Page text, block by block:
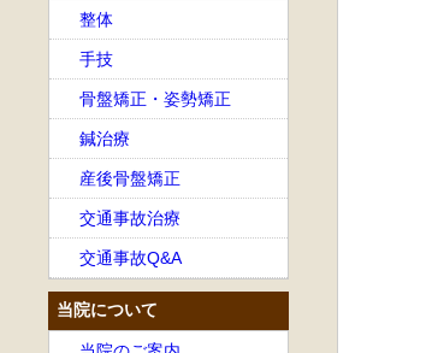
整体
手技
骨盤矯正・姿勢矯正
鍼治療
産後骨盤矯正
交通事故治療
交通事故Q&A
当院について